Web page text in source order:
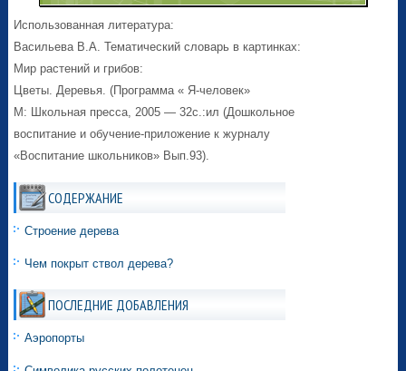
Использованная литература:
Васильева В.А. Тематический словарь в картинках:
Мир растений и грибов:
Цветы. Деревья. (Программа « Я-человек»
М: Школьная пресса, 2005 — 32с.:ил (Дошкольное
воспитание и обучение-приложение к журналу
«Воспитание школьников» Вып.93).
СОДЕРЖАНИЕ
Строение дерева
Чем покрыт ствол дерева?
ПОСЛЕДНИЕ ДОБАВЛЕНИЯ
Аэропорты